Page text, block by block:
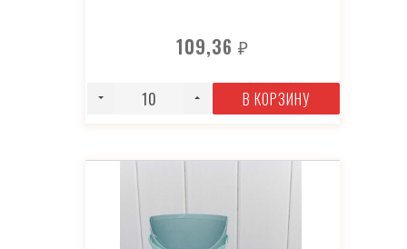
109,36₽
В КОРЗИНУ